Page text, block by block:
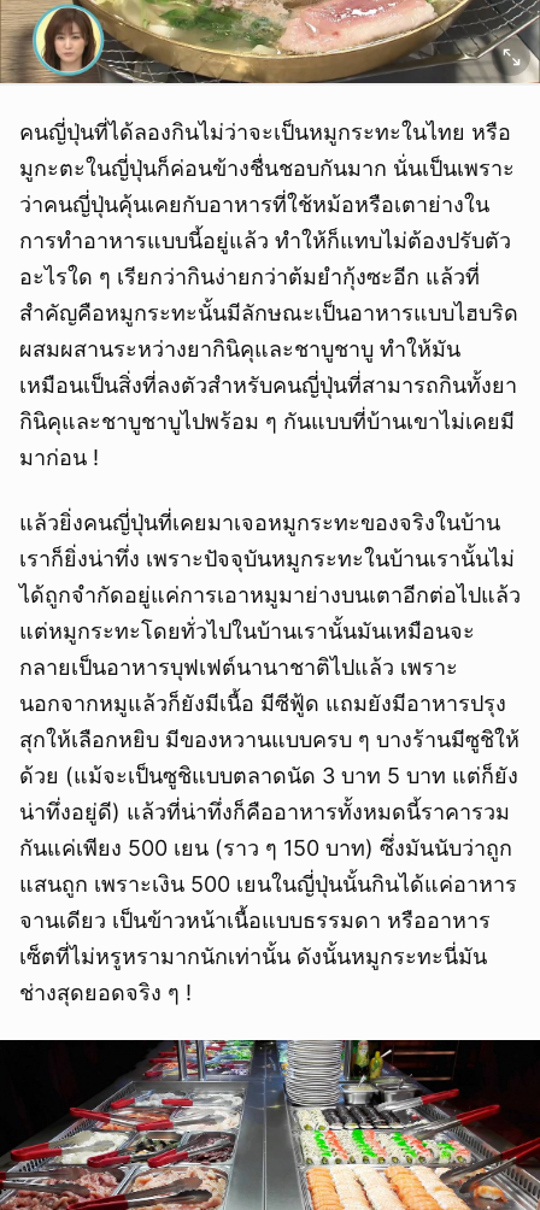
คนญี่ปุ่นที่ได้ลองกินไม่ว่าจะเป็นหมูกระทะในไทย หรือ
มูกะตะในญี่ปุ่นก็ค่อนข้างชื่นชอบกันมาก นั่นเป็นเพราะ
ว่าคนญี่ปุ่นคุ้นเคยกับอาหารที่ใช้หม้อหรือเตาย่างใน
การทำอาหารแบบนี้อยู่แล้ว ทำให้ก็แทบไม่ต้องปรับตัว
อะไรใด ๆ เรียกว่ากินง่ายกว่าต้มยำกุ้งซะอีก แล้วที่
สำคัญคือหมูกระทะนั้นมีลักษณะเป็นอาหารแบบไฮบริด
ผสมผสานระหว่างยากินิคุและชาบูชาบู ทำให้มัน
เหมือนเป็นสิ่งที่ลงตัวสำหรับคนญี่ปุ่นที่สามารถกินทั้งยา
กินิคุและชาบูชาบูไปพร้อม ๆ กันแบบที่บ้านเขาไม่เคยมี
มาก่อน !
แล้วยิ่งคนญี่ปุ่นที่เคยมาเจอหมูกระทะของจริงในบ้าน
เราก็ยิ่งน่าทึ่ง เพราะปัจจุบันหมูกระทะในบ้านเรานั้นไม่
ได้ถูกจำกัดอยู่แค่การเอาหมูมาย่างบนเตาอีกต่อไปแล้ว
แต่หมูกระทะโดยทั่วไปในบ้านเรานั้นมันเหมือนจะ
กลายเป็นอาหารบุฟเฟต์นานาชาติไปแล้ว เพราะ
นอกจากหมูแล้วก็ยังมีเนื้อ มีซีฟู้ด แถมยังมีอาหารปรุง
สุกให้เลือกหยิบ มีของหวานแบบครบ ๆ บางร้านมีซูชิให้
ด้วย (แม้จะเป็นซูชิแบบตลาดนัด 3 บาท 5 บาท แต่ก็ยัง
น่าทึ่งอยู่ดี) แล้วที่น่าทึ่งก็คืออาหารทั้งหมดนี้ราคารวม
กันแค่เพียง 500 เยน (ราว ๆ 150 บาท) ซึ่งมันนับว่าถูก
แสนถูก เพราะเงิน 500 เยนในญี่ปุ่นนั้นกินได้แค่อาหาร
จานเดียว เป็นข้าวหน้าเนื้อแบบธรรมดา หรืออาหาร
เซ็ตที่ไม่หรูหรามากนักเท่านั้น ดังนั้นหมูกระทะนี่มัน
ช่างสุดยอดจริง ๆ !
ยกเลิก